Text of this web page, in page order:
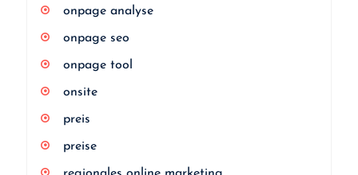
onpage analyse
onpage seo
onpage tool
onsite
preis
preise